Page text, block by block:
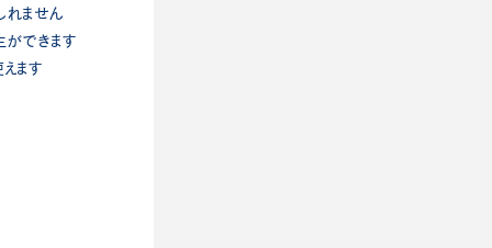
れません
ができます
ます